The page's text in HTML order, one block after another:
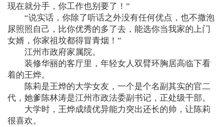
现在就分手，你工作也别要了！”
“说实话，你除了听话之外没有任何优点，也不撒泡
尿照照自己，比你优秀的多了去，能选你当我家的上门
女婿，你家祖坟都得冒青烟！”
江州市政府家属院。
装修华丽的客厅里，年轻女人双臂环胸居高临下看
着的王烨。
陈莉是王烨的大学女友，一个是个名副其实的官二
代，她爹陈林涛是江州市政法委副书记，正处级干部。
大学时，王烨成绩优异能力突出还长的帅，让陈莉
很喜欢。